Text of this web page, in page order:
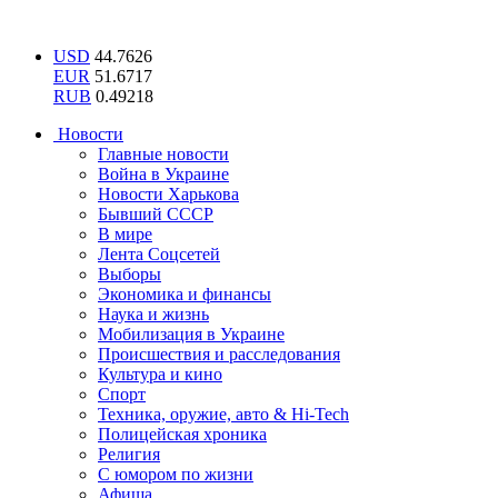
USD 44.7626
EUR 51.6717
RUB 0.49218
Новости
Главные новости
Война в Украине
Новости Харькова
Бывший СССР
В мире
Лента Соцсетей
Выборы
Экономика и финансы
Наука и жизнь
Мобилизация в Украине
Происшествия и расследования
Культура и кино
Спорт
Техника, оружие, авто & Hi-Tech
Полицейская хроника
Религия
С юмором по жизни
Афиша